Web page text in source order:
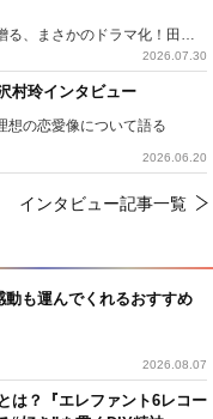
も運んでくれるおすすめ
2026.08.07
は？『エレファント6レコー
『侍タイムスリッパー』ファンに贈る、まさかのドラマ化！田村ツトム×沙倉ゆうのが語る『心配無用ノ介』撮影秘話
2026.07.30
村玲インタビュー
の恋愛像について語る
2026.06.20
インタビュー記事一覧